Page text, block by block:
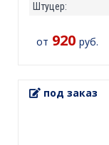
Штуцер:
от 920 руб.
под заказ